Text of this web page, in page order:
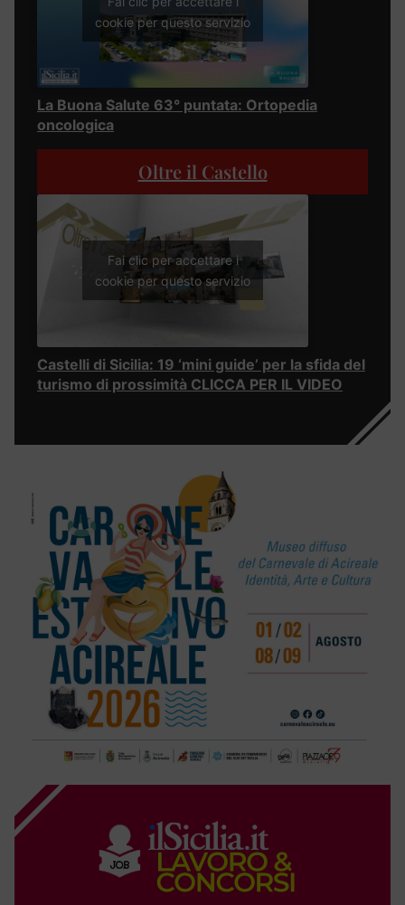
cookie per questo servizio
La Buona Salute 63° puntata: Ortopedia
oncologica
Oltre il Castello
Fai clic per accettare i
cookie per questo servizio
Castelli di Sicilia: 19 ‘mini guide’ per la sfida del
turismo di prossimità CLICCA PER IL VIDEO